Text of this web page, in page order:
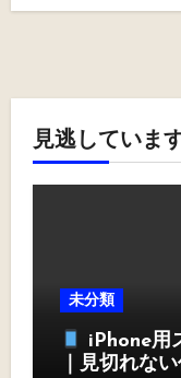
見逃していま
未分類
iPhone用
｜見切れな